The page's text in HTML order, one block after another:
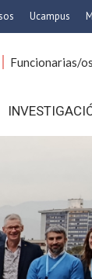
de
Ucampus
Funcionarias/os